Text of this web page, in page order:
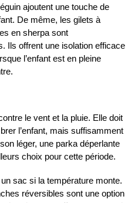
ajoutent une touche de
De même, les gilets à
en sherpa sont
Ils offrent une isolation efficace
l’enfant est en pleine
le vent et la pluie. Elle doit
l’enfant, mais suffisamment
léger, une parka déperlante
choix pour cette période.
sac si la température monte.
réversibles sont une option